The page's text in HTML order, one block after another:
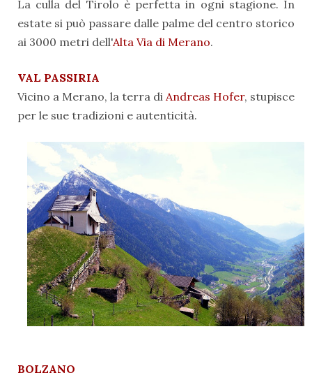
La culla del Tirolo è perfetta in ogni stagione. In
estate si può passare dalle palme del centro storico
ai 3000 metri dell'Alta Via di Merano.
VAL PASSIRIA
Vicino a Merano, la terra di Andreas Hofer, stupisce
per le sue tradizioni e autenticità.
BOLZANO